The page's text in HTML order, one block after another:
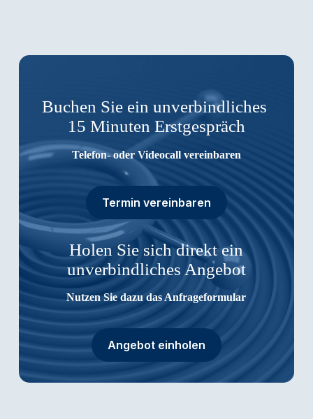
Buchen Sie ein unverbindliches
15 Minuten Erstgespräch
Telefon- oder Videocall vereinbaren
Termin vereinbaren
Holen Sie sich direkt ein
unverbindliches Angebot
Nutzen Sie dazu das Anfrageformular
Angebot einholen